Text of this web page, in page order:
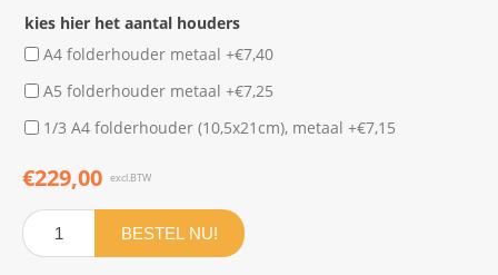
kies hier het aantal houders
A4 folderhouder metaal +€7,40
A5 folderhouder metaal +€7,25
1/3 A4 folderhouder (10,5x21cm), metaal +€7,15
€229,00 excl.BTW
BESTEL NU!